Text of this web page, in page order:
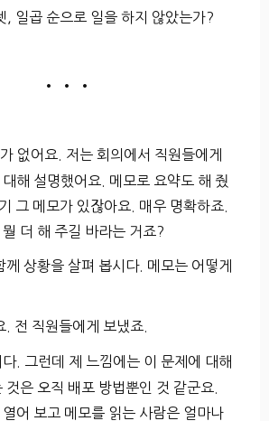
, 일곱 순으로 일을 하지 않았는가?
• • •
없어요. 저는 회의에서 직원들에게
해 설명했어요. 메모로 요약도 해 줬
그 메모가 있잖아요. 매우 명확하죠.
더 해 주길 바라는 거죠?
께 상황을 살펴 봅시다. 메모는 어떻게
. 전 직원들에게 보냈죠.
다. 그런데 제 느낌에는 이 문제에 대해
것은 오직 배포 방법뿐인 것 같군요.
어 보고 메모를 읽는 사람은 얼마나